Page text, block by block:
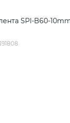
SPI-B60-